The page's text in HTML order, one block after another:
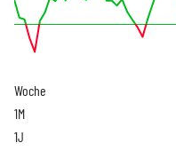
Woche
1M
1J